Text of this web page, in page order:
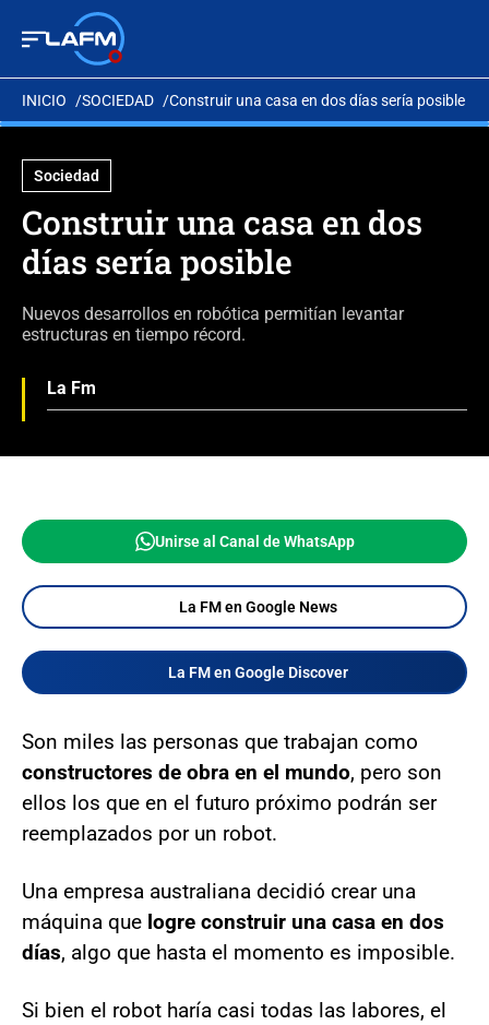
INICIO SOCIEDAD Construir una casa en dos días sería posible
Sociedad
Construir una casa en dos
días sería posible
Nuevos desarrollos en robótica permitían levantar
estructuras en tiempo récord.
La Fm
Unirse al Canal de WhatsApp
La FM en Google News
La FM en Google Discover
Son miles las personas que trabajan como
constructores de obra en el mundo, pero son
ellos los que en el futuro próximo podrán ser
reemplazados por un robot.
Una empresa australiana decidió crear una
máquina que logre construir una casa en dos
días, algo que hasta el momento es imposible.
Si bien el robot haría casi todas las labores, el